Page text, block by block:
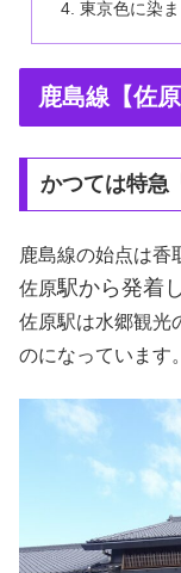
東京色に染
鹿島線【佐
かつては特急
鹿島線の始点は香
佐原駅から発着
佐原駅は水郷観光
のになっています。